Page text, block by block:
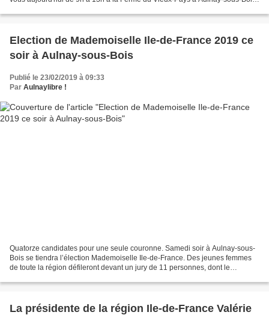
Election de Mademoiselle Ile-de-France 2019 ce
soir à Aulnay-sous-Bois
Publié le 23/02/2019 à 09:33
Par Aulnaylibre !
Quatorze candidates pour une seule couronne. Samedi soir à Aulnay-sous-
Bois se tiendra l’élection Mademoiselle Ile-de-France. Des jeunes femmes
de toute la région défileront devant un jury de 11 personnes, dont le
La présidente de la région Ile-de-France Valérie